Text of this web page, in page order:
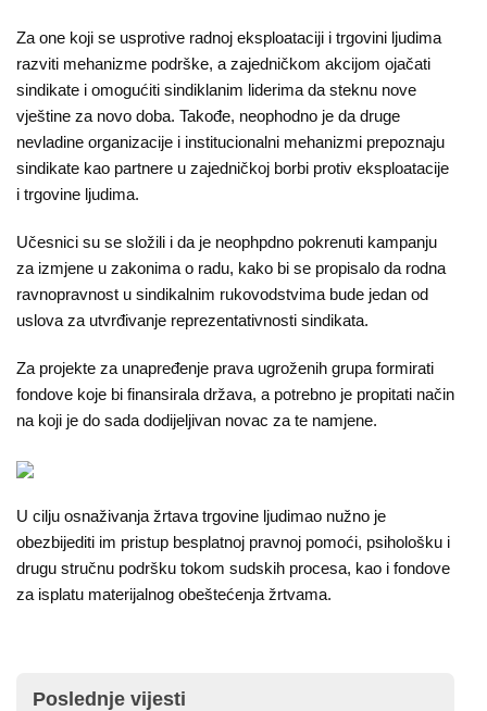
Za one koji se usprotive radnoj eksploataciji i trgovini ljudima
razviti mehanizme podrške, a zajedničkom akcijom ojačati
sindikate i omogućiti sindiklanim liderima da steknu nove
vještine za novo doba. Takođe, neophodno je da druge
nevladine organizacije i institucionalni mehanizmi prepoznaju
sindikate kao partnere u zajedničkoj borbi protiv eksploatacije
i trgovine ljudima.
Učesnici su se složili i da je neophpdno pokrenuti kampanju
za izmjene u zakonima o radu, kako bi se propisalo da rodna
ravnopravnost u sindikalnim rukovodstvima bude jedan od
uslova za utvrđivanje reprezentativnosti sindikata.
Za projekte za unapređenje prava ugroženih grupa formirati
fondove koje bi finansirala država, a potrebno je propitati način
na koji je do sada dodijeljivan novac za te namjene.
U cilju osnaživanja žrtava trgovine ljudimao nužno je
obezbijediti im pristup besplatnoj pravnoj pomoći, psihološku i
drugu stručnu podršku tokom sudskih procesa, kao i fondove
za isplatu materijalnog obeštećenja žrtvama.
Poslednje vijesti